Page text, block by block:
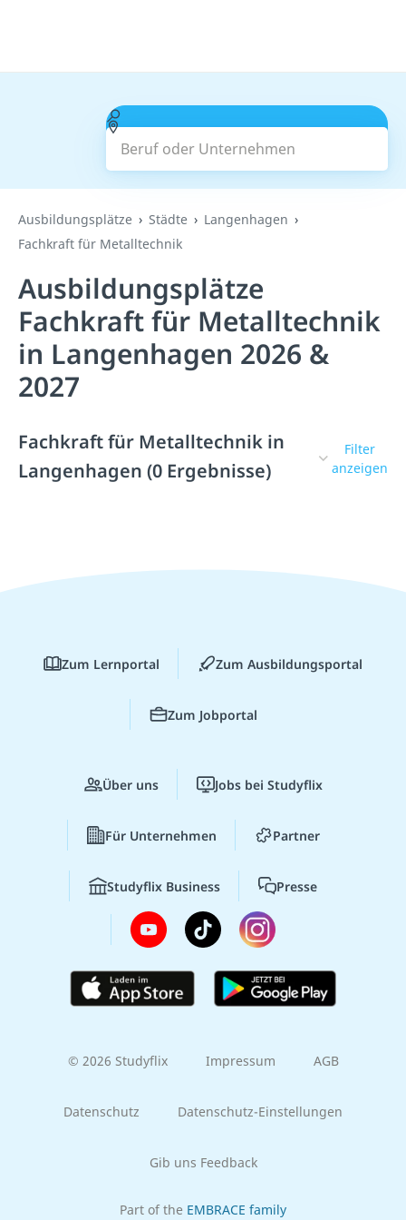
Beruf oder Unternehmen
Suchen
Ausbildungsplätze Städte
Langenhagen
Fachkraft für Metalltechnik
Ausbildungsplätze
Fachkraft für Metalltechnik
in Langenhagen 2026 &
2027
Fachkraft für Metalltechnik in
Langenhagen (0 Ergebnisse)
Filter
anzeigen
Zum Lernportal Zum Ausbildungsportal
Zum Jobportal
Über uns Jobs bei Studyflix
Für Unternehmen Partner
Studyflix Business Presse
© 2026 Studyflix Impressum AGB
Datenschutz Datenschutz-Einstellungen
Gib uns Feedback
Part of the EMBRACE family